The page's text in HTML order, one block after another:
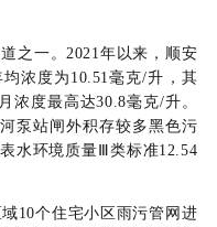
之一。2021年以来，顺安
浓度为10.51毫克/升，其
浓度最高达30.8毫克/升。
泵站闸外积存较多黑色污
水环境质量Ⅲ类标准12.54
10个住宅小区雨污管网进